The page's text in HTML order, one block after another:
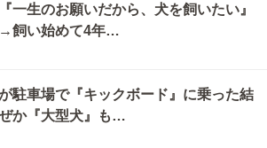
一生のお願いだから、犬を飼いたい』
飼い始めて4年…
駐車場で『キックボード』に乗った結
か『大型犬』も…